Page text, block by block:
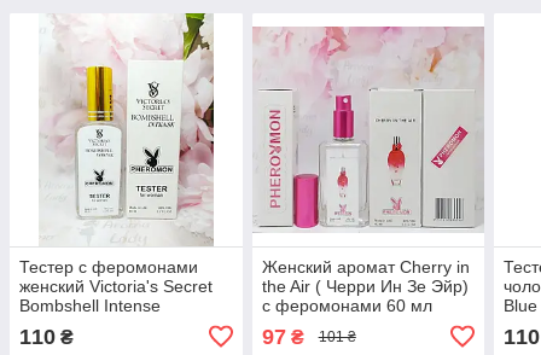
Тестер с феромонами
женский Victoria's Secret
Bombshell Intense
Бомбшелл Интенс) 65 мл
110 ₴
Женский аромат Cherry in
the Air ( Черри Ин Зе Эйр)
с феромонами 60 мл
97₴ 101 ₴ 110